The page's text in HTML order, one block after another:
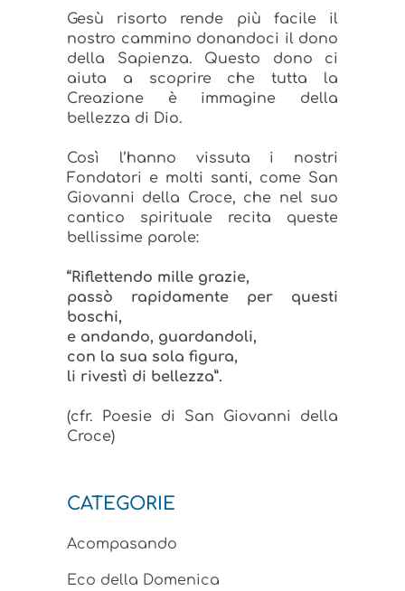
Gesù risorto rende più facile il
nostro cammino donandoci il dono
della Sapienza. Questo dono ci
aiuta a scoprire che tutta la
Creazione è immagine della
bellezza di Dio.
Così l’hanno vissuta i nostri
Fondatori e molti santi, come San
Giovanni della Croce, che nel suo
cantico spirituale recita queste
bellissime parole:
“Riflettendo mille grazie,
passò rapidamente per questi
boschi,
e andando, guardandoli,
con la sua sola figura,
li rivestì di bellezza”.
(cfr. Poesie di San Giovanni della
Croce)
CATEGORIE
Acompasando
Eco della Domenica